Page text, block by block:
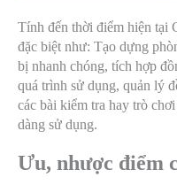
Tính đến thời điểm hiện tại
đặc biệt như: Tạo dựng
bị nhanh chóng, tích hợp
quá trình sử dụng, quản lý
các bài kiểm tra hay trò
dàng sử dụng.
Ưu, nhược điểm